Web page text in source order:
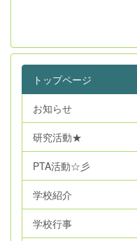
トップページ
お知らせ
研究活動★
PTA活動☆彡
学校紹介
学校行事